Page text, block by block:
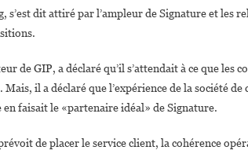
s’est dit attiré par l’ampleur de Signature et les
de GIP, a déclaré qu’il s’attendait à ce que les
il a déclaré que l’expérience de la société
faisait le «partenaire idéal» de Signature.
de placer le service client, la cohérence